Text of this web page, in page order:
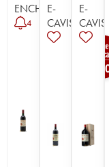
ENCHÈRE
4
E-
CAVISTE
E-